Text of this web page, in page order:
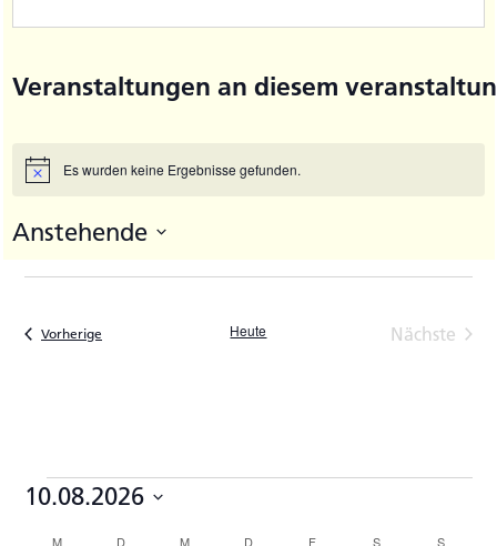
Veranstaltungen an diesem
HinweisEs wurden keine Ergebnisse gefunden.
Anstehende
wählen.
Vorherige Heute
Nächste
Veranstaltungen
10.08.2026
MMONTAG DDIENSTAGM MITTWOCH
DDONNERSTAG
F SSAMSTAGS